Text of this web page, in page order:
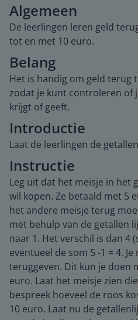
Algemeen
De leerlingen leren geld
tot en met 10 euro.
Belang
Het is handig om geld terug
zodat je kunt controleren of
krijgt of geeft.
Introductie
Laat de leerlingen de
Instructie
Leg uit dat het meisje in het
wil kopen. Ze betaald met 5
het andere meisje terug
met behulp van de getallen
naar 1. Het verschil is dan 4
eventueel de som 5 -1 = 4.
teruggeven. Dit kun je doen
euro. Laat het meisje zien
bespreek hoeveel de roos
10 euro. Laat nu de